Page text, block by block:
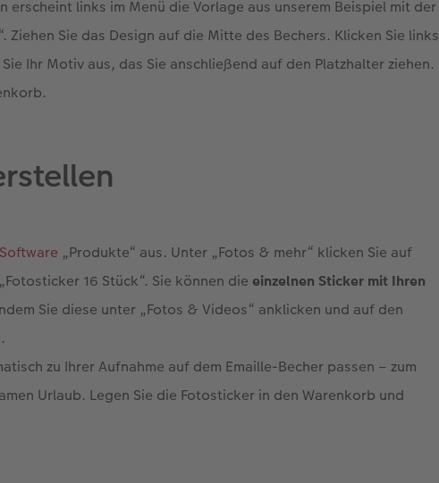
erscheint links im Menü die Vorlage aus unserem Beispiel mit der
Ziehen Sie das Design auf die Mitte des Bechers. Klicken Sie links
Ihr Motiv aus, das Sie anschließend auf den Platzhalter ziehen.
„Produkte“ aus. Unter „Fotos & mehr“ klicken Sie auf
16 Stück“. Sie können die einzelnen Sticker mit Ihren
Sie diese unter „Fotos & Videos“ anklicken und auf den
zu Ihrer Aufnahme auf dem Emaille-Becher passen – zum
Urlaub. Legen Sie die Fotosticker in den Warenkorb und